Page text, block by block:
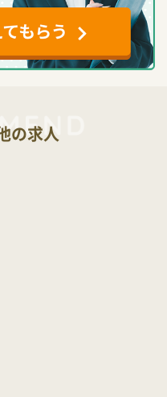
の求人